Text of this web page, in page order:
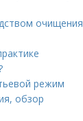
очищения
режим
обзор